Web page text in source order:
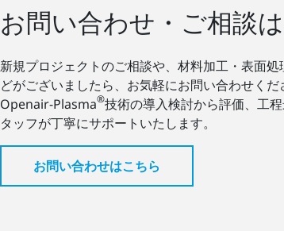
お問い合わせ・ご相談
新規プロジェクトのご相談や、材料加工・表面
どがございましたら、お気軽にお問い合わせくだ
Openair-Plasma®技術の導入検討から評価、工
タッフが丁寧にサポートいたします。
お問い合わせはこちら